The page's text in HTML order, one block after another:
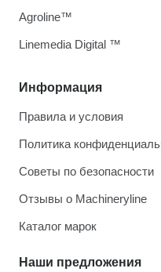
Информация
Правила и условия
Политика
Советы по безопасности
Отзывы о Machineryline
Каталог марок
Наши предложения
Agroline™
Linemedia Digital ™